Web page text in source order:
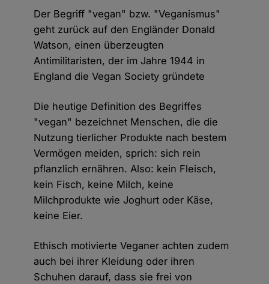
Der Begriff "vegan" bzw. "Veganismus"
geht zurück auf den Engländer Donald
Watson, einen überzeugten
Antimilitaristen, der im Jahre 1944 in
England die Vegan Society gründete
Die heutige Definition des Begriffes
"vegan" bezeichnet Menschen, die die
Nutzung tierlicher Produkte nach bestem
Vermögen meiden, sprich: sich rein
pflanzlich ernähren. Also: kein Fleisch,
kein Fisch, keine Milch, keine
Milchprodukte wie Joghurt oder Käse,
keine Eier.
Ethisch motivierte Veganer achten zudem
auch bei ihrer Kleidung oder ihren
Schuhen darauf, dass sie frei von